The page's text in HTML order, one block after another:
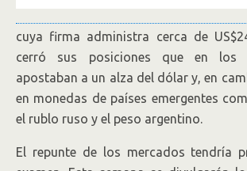
cuya firma administra cerca de
cerró sus posiciones que en los
apostaban a un alza del dólar y, en
en monedas de países emergentes
el rublo ruso y el peso argentino.
El repunte de los mercados tendría